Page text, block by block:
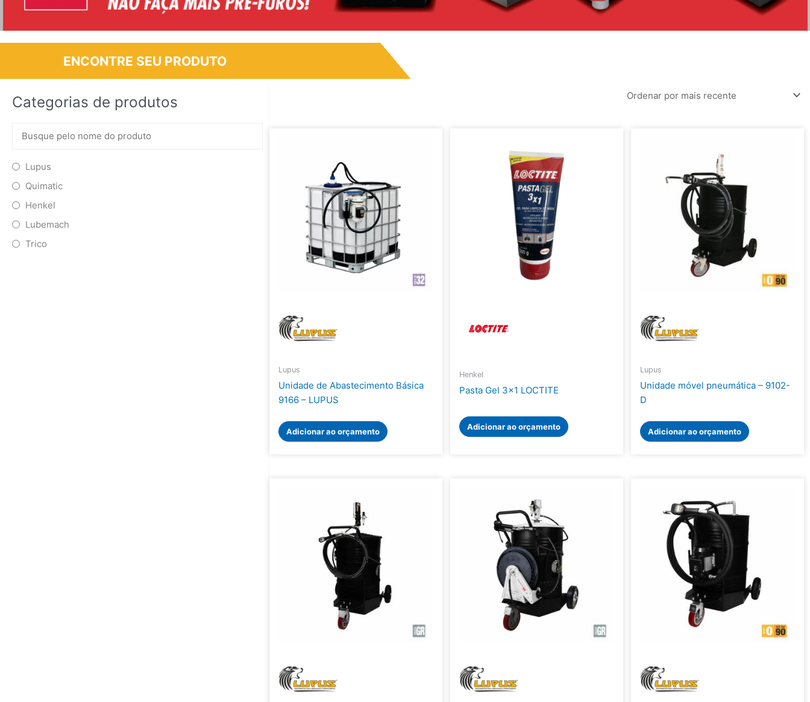
ENCONTRE SEU PRODUTO
Categorias de produtos
Lupus
Quimatic
Henkel
Lubemach
Trico
Lupus
Unidade de Abastecimento Básica
9166 – LUPUS
Adicionar ao orçamento
Henkel
Pasta Gel 3×1 LOCTITE
Adicionar ao orçamento
Lupus
Unidade móvel pneumática – 9102-
D
Adicionar ao orçamento